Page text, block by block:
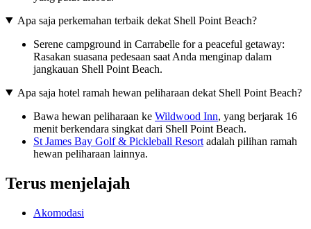
Apa saja perkemahan terbaik dekat Shell Point Beach?
Serene campground in Carrabelle for a peaceful getaway:
Rasakan suasana pedesaan saat Anda menginap dalam
jangkauan Shell Point Beach.
Apa saja hotel ramah hewan peliharaan dekat Shell Point Beach?
Bawa hewan peliharaan ke Wildwood Inn, yang berjarak 16
menit berkendara singkat dari Shell Point Beach.
St James Bay Golf & Pickleball Resort adalah pilihan ramah
hewan peliharaan lainnya.
Terus menjelajah
Akomodasi